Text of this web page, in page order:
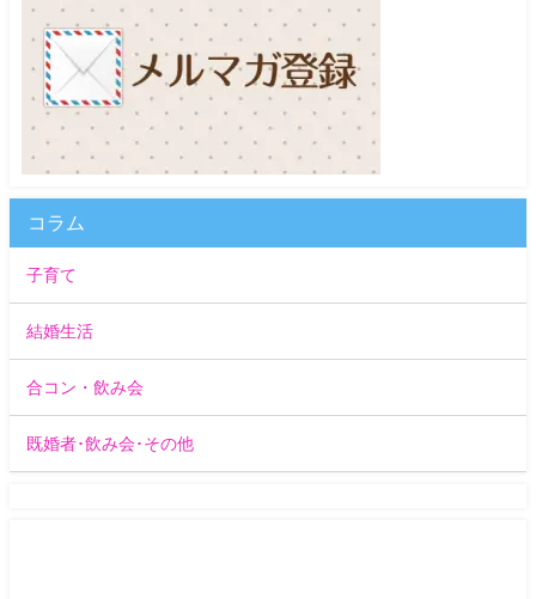
コラム
子育て
結婚生活
合コン・飲み会
既婚者･飲み会･その他